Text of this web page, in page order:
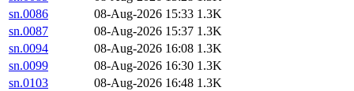
sn.0086
08-Aug-2026 15:33 1.3K
sn.0087
08-Aug-2026 15:37 1.3K
sn.0094
08-Aug-2026 16:08 1.3K
sn.0099
08-Aug-2026 16:30 1.3K
sn.0103
08-Aug-2026 16:48 1.3K